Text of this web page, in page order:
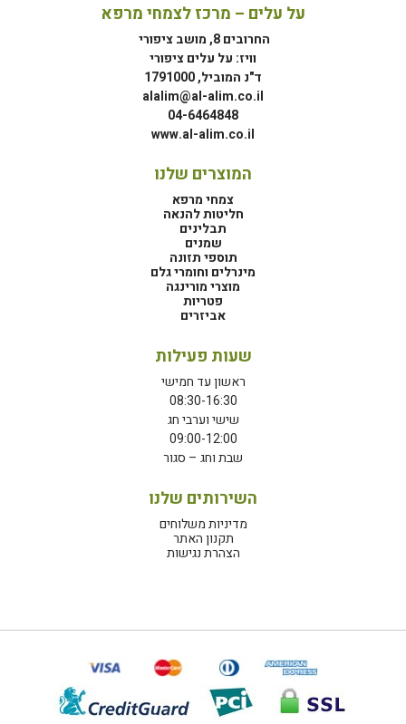
על עלים – מרכז לצמחי מרפא
החרובים 8, מושב ציפורי
וויז: על עלים ציפורי
ד"נ המוביל, 1791000
alalim@al-alim.co.il
04-6464848
www.al-alim.co.il
המוצרים שלנו
צמחי מרפא
חליטות להנאה
תבלינים
שמנים
תוספי תזונה
מינרלים וחומרי גלם
מוצרי מורינגה
פטריות
אביזרים
שעות פעילות
ראשון עד חמישי
08:30-16:30
שישי וערבי חג
09:00-12:00
שבת וחג – סגור
השירותים שלנו
מדיניות משלוחים
תקנון האתר
הצהרת נגישות